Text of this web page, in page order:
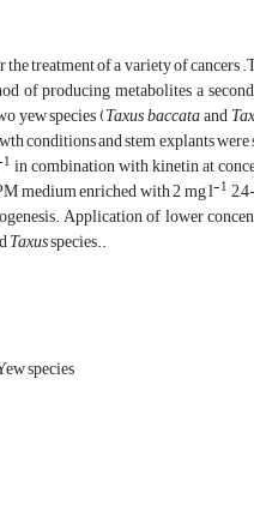
treatment of a variety of
of producing metabolites a
yew species (Taxus baccataand
conditions and stem explants
in combination with kinetin at
medium enriched with 2 mg l-1
Application of lower
Taxusspecies..
species